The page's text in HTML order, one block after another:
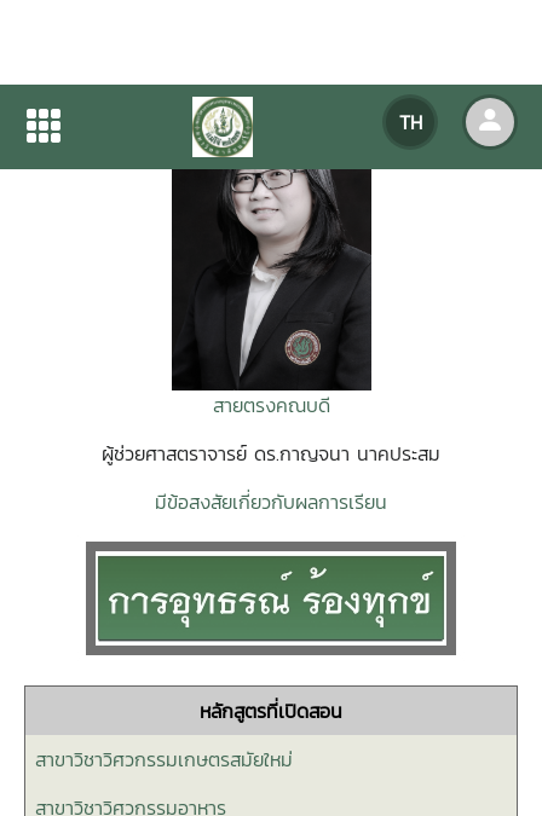
TH
สายตรงคณบดี
ผู้ช่วยศาสตราจารย์ ดร.กาญจนา นาคประสม
มีข้อสงสัยเกี่ยวกับผลการเรียน
หลักสูตรที่เปิดสอน
สาขาวิชาวิศวกรรมเกษตรสมัยใหม่
สาขาวิชาวิศวกรรมอาหาร